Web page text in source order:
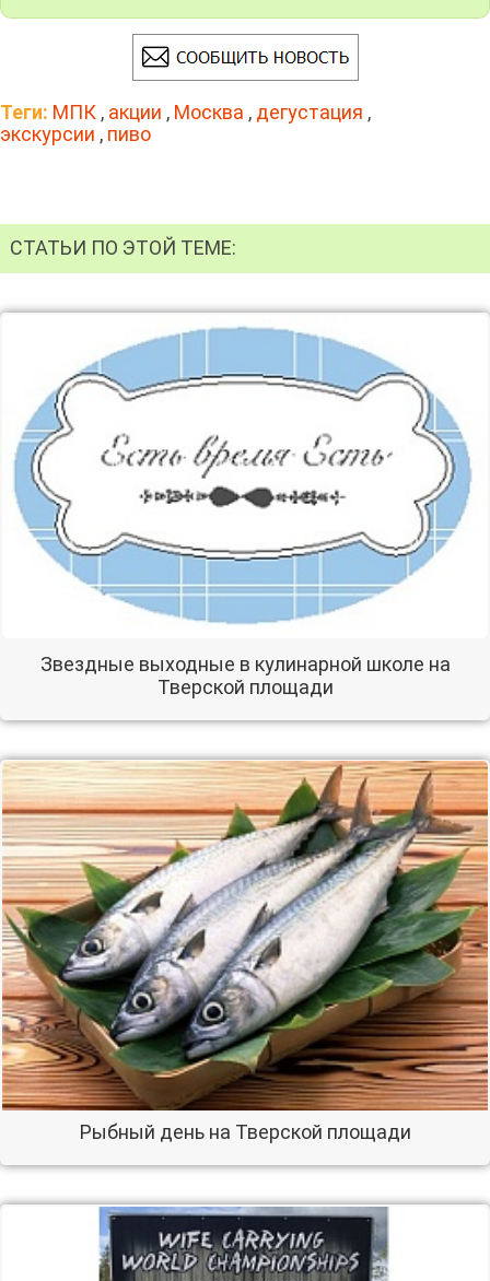
Теги: МПК , акции , Москва , дегустация ,
экскурсии , пиво
СТАТЬИ ПО ЭТОЙ ТЕМЕ:
Звездные выходные в кулинарной школе на
Тверской площади
Рыбный день на Тверской площади